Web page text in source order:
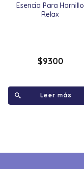
Esencia Para Hornillo
Relax
$9300
Leer más